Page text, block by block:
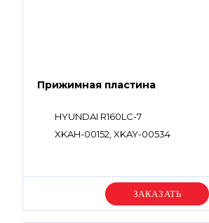
Прижимная пластина
HYUNDAI R160LC-7
XKAH-00152, XKAY-00534
Уточняйте цену